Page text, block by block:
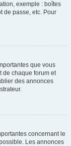
exemple : boîtes
de passe, etc. Pour
que vous
de chaque forum et
des annonces
concernant le
Les annonces